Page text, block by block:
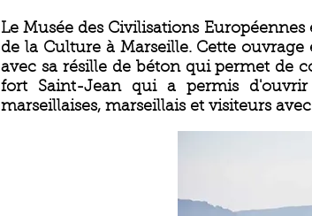
Le Musée des Civilisations
de la Culture à Marseille. Cette
avec sa résille de béton qui permet de
fort Saint-Jean qui a permis
marseillaises, marseillais et visiteurs